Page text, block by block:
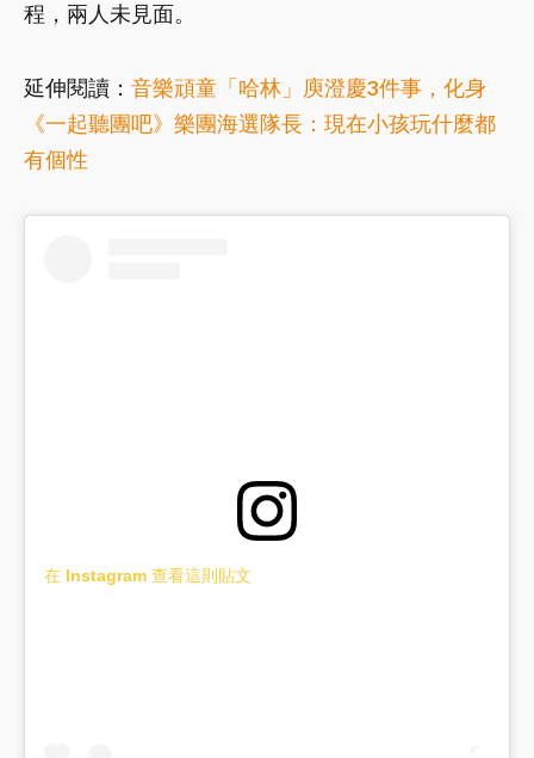
程，兩人未見面。
延伸閱讀： 音樂頑童「哈林」庾澄慶3件事，化身
《一起聽團吧》樂團海選隊長：現在小孩玩什麼都
有個性
在 Instagram 查看這則貼文